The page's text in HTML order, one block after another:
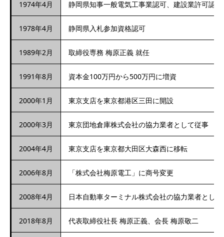
1974年4月 静岡県知事一般電気工事業認可、建設業許可認可
1978年4月 静岡県入札参加資格認可
1989年2月 取締役専務 梅原正義 就任
1991年8月 資本金100万円から500万円に増資
2000年1月 東京支店を東京都港区三田に開設
2000年3月 東京団地倉庫株式会社の協力業者として従事
2004年4月 東京支店を東京都大田区大森西に移転
2006年8月 「株式会社梅原電工」に商号変更
2008年4月 日本自動車ターミナル株式会社の協力業者とし
2018年8月 代表取締役社長 梅原正義、会長 梅原敬二